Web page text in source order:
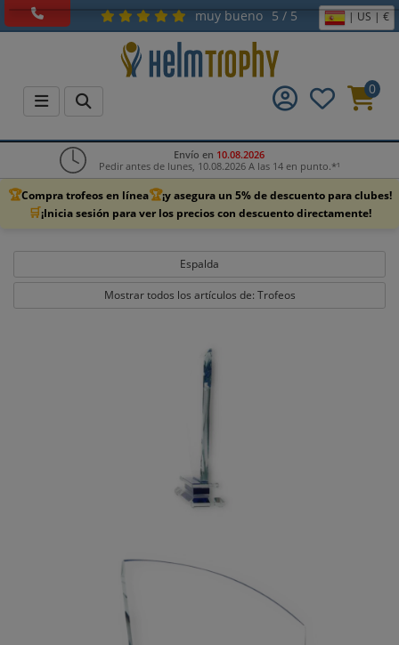
muy bueno 5 / 5 | US | €
0
Envío en 10.08.2026
Pedir antes de lunes, 10.08.2026 A las 14 en punto.*¹
🏆Compra trofeos en línea🏆¡y asegura un 5% de descuento para clubes!
🛒¡Inicia sesión para ver los precios con descuento directamente!
Espalda
Mostrar todos los artículos de: Trofeos